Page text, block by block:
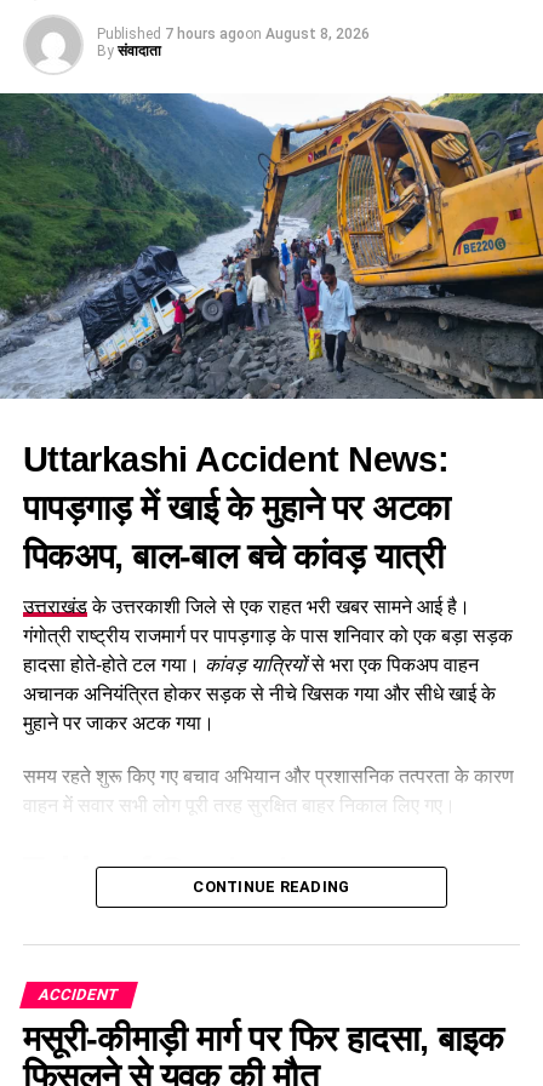
Published 7 hours agoon August 8, 2026
By संवादाता
Uttarkashi Accident News:
पापड़गाड़मेंखाई के मुहाने पर अटका
पिकअप, बाल-बाल बचे कांवड़ यात्री
उत्तराखंडके उत्तरकाशी जिले से एक राहत भरी खबर सामने आई है।
गंगोत्री राष्ट्रीय राजमार्ग पर पापड़गाड़ के पास शनिवार को एक बड़ा सड़क
हादसा होते-होते टल गया। कांवड़ यात्रियोंसे भरा एक पिकअप वाहन
अचानक अनियंत्रित होकर सड़क से नीचे खिसक गया और सीधे खाई के
मुहाने पर जाकर अटक गया।
समय रहते शुरू किए गए बचाव अभियान और प्रशासनिक तत्परता के कारण
वाहन में सवार सभी लोग पूरी तरह सुरक्षित बाहर निकाल लिए गए।
Table of Contents
नियंत्रण खोने से हुआ हादसा
BRO और स्थानीय पुलिस का त्वरित रेस्क्यू
मानसून के दौरान यात्रा में सावधानी बरतने की अपील
CONTINUE READING
ACCIDENT
मसूरी-कीमाड़ी मार्ग पर फिर हादसा, बाइक
फिसलने से युवक की मौत